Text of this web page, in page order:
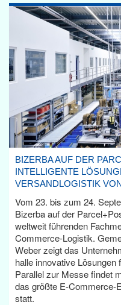
BIZERBA AUF DER
INTELLIGENTE
VERSANDLOGISTIK
Vom 23. bis zum 24.
Bizerba auf der
weltweit führenden
Commerce-Logistik.
Weber zeigt das
halle innovative
Parallel zur Messe findet
das größte E-Commerce-
statt.